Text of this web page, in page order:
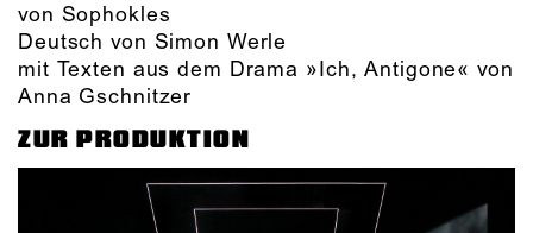
von Sophokles
Deutsch von Simon Werle
mit Texten aus dem Drama »Ich, Antigone« von
Anna Gschnitzer
ZUR PRODUKTION